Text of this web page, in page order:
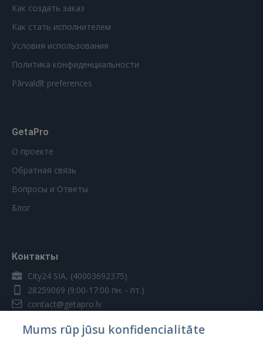
Как создать заказ
Как стать исполнителем
Условия использования
Политика конфиденциальности
Pārvaldīt preferences
GetaPro
О проекте
Обратная связь
Вопросы и Ответы
Блог
Контакты
City24 SIA, (40003692375)
28259069 (9:00-17:00 пн. - пт.)
contact@getapro.lv
Mums rūp jūsu konfidencialitāte